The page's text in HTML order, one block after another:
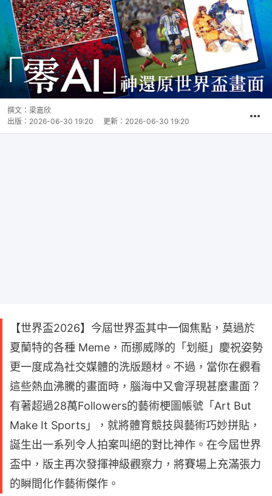
撰文： 梁嘉欣
出版： 2026-06-30 19:20 更新： 2026-06-30 19:20
【世界盃2026】今屆世界盃其中一個焦點，莫過於
夏蘭特的各種 Meme，而挪威隊的「划艇」慶祝姿勢
更一度成為社交媒體的洗版題材。不過，當你在觀看
這些熱血沸騰的畫面時，腦海中又會浮現甚麼畫面？
有著超過28萬Followers的藝術梗圖帳號「Art But
Make It Sports」，就將體育競技與藝術巧妙拼貼，
誕生出一系列令人拍案叫絕的對比神作。在今屆世界
盃中，版主再次發揮神級觀察力，將賽場上充滿張力
的瞬間化作藝術傑作。